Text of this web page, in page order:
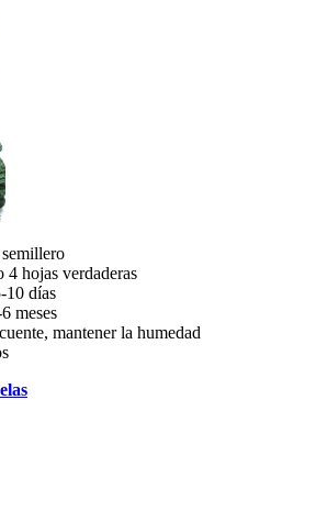
4 hojas verdaderas
10 días
meses
mantener la humedad